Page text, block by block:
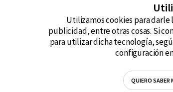
electrónico o magnético.
D99
La
RG
Utilizamos cookies para
publicidad, entre otras cosas. Si
para utilizar dicha tecnología,
configuración
QUIERO SABER